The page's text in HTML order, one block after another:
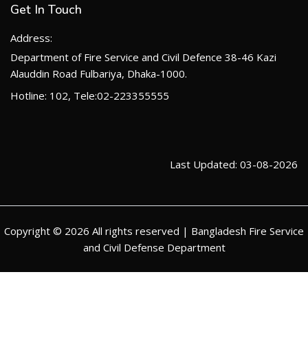
Get In Touch
Address:
Department of Fire Service and Civil Defence 38-46 Kazi
Alauddin Road Fulbariya, Dhaka-1000.
Hotline: 102, Tele:02-223355555
Last Updated: 03-08-2026
Copyright © 2026 All rights reserved | Bangladesh Fire Service
and Civil Defense Department